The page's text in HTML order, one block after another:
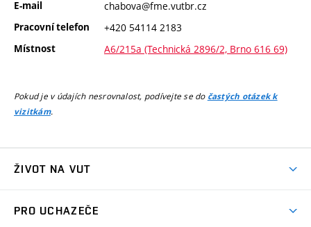
E-mail chabova@fme.vutbr.cz
Pracovní telefon +420 54114 2183
Místnost A6/215a (Technická 2896/2, Brno 616 69)
Pokud je v údajích nesrovnalost, podívejte se do častých otázek k
vizitkám.
ŽIVOT NA VUT
PRO UCHAZEČE